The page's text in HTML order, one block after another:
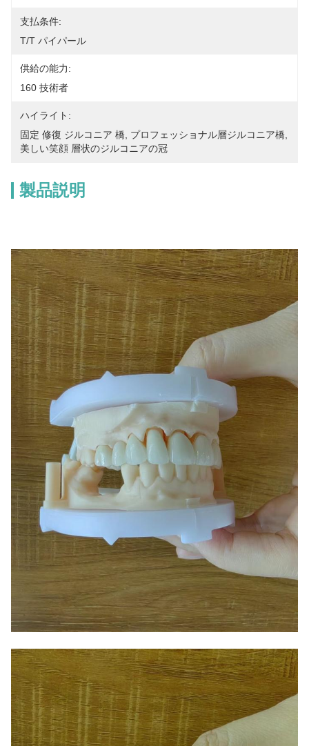
支払条件:
T/T パイパール
供給の能力:
160 技術者
ハイライト:
固定 修復 ジルコニア 橋
プロフェッショナル層ジルコニア橋
美しい笑顔 層状のジルコニアの冠
製品説明